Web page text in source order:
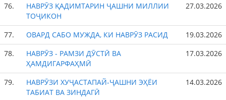
76.
НАВРӮЗ ҚАДИМТАРИН ҶАШНИ МИЛЛИИ
ТОҶИКОН
27.03.2026
77. ОВАРД САБО МУЖДА, КИ НАВРӮЗ РАСИД
19.03.2026
78.
НАВРӮЗ - РАМЗИ ДӮСТӢ ВА
ҲАМДИГАРФАҲМӢ
17.03.2026
79.
НАВРӮЗИ ХУҶАСТАПАЙ-ҶАШНИ ЭҲЁИ
ТАБИАТ ВА ЗИНДАГӢ
14.03.2026